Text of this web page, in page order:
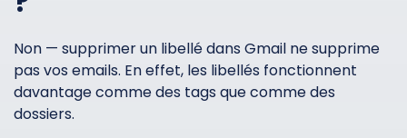
Non — supprimer un libellé dans Gmail ne supprime
pas vos emails. En effet, les libellés fonctionnent
davantage comme des tags que comme des
dossiers.